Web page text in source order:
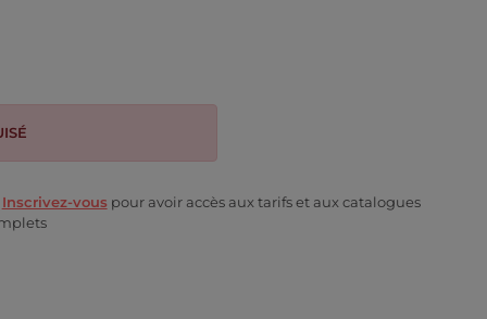
Inscrivez-vous pour avoir accès aux tarifs et aux catalogues